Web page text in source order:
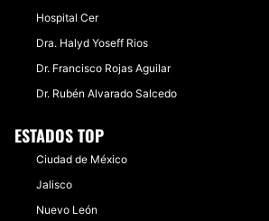
Hospital Cer
Dra. Halyd Yoseff Rios
Dr. Francisco Rojas Aguilar
Dr. Rubén Alvarado Salcedo
ESTADOS TOP
Ciudad de México
Jalisco
Nuevo León